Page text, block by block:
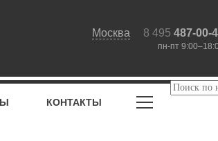
Москва 8 495 487-00-
пн-пт
КОНТАКТЫ